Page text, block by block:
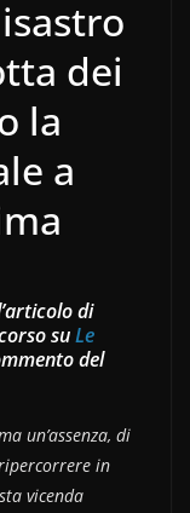
dei
la
a
di
suLe
del
un’assenza, di
in
vicenda